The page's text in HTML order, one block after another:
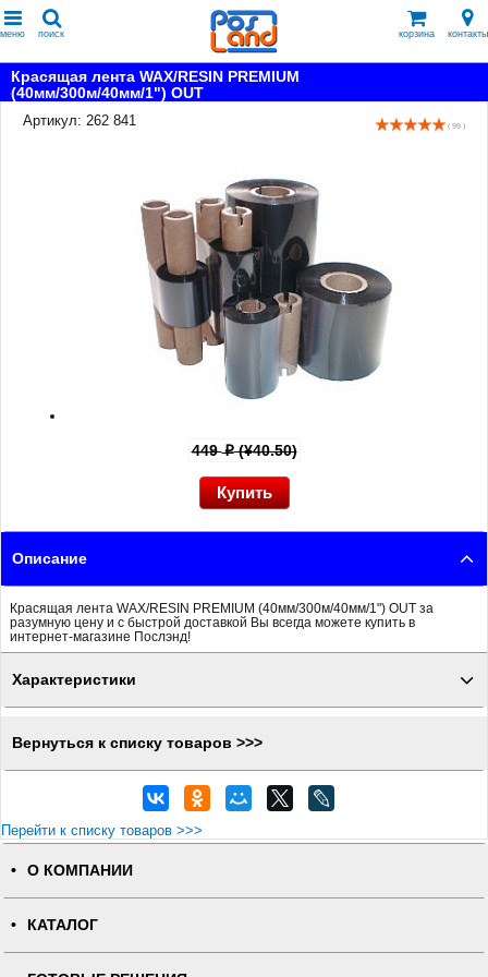
меню поиск корзина контакты
Красящая лента WAX/RESIN PREMIUM
(40мм/300м/40мм/1") OUT
Артикул: 262 841
( 99 )
449p(¥40.50)
Описание
Красящая лента WAX/RESIN PREMIUM (40мм/300м/40мм/1") OUT за
разумную цену и с быстрой доставкой Вы всегда можете купить в
интернет-магазине Послэнд!
Характеристики
Вернуться к списку товаров >>>
Перейти к списку товаров >>>
О КОМПАНИИ
КАТАЛОГ